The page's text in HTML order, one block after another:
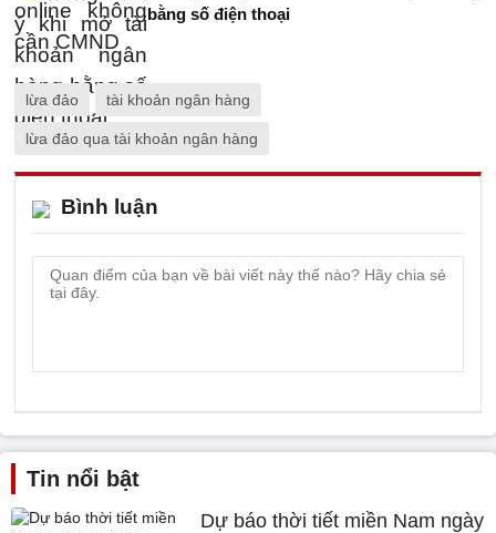
bằng số điện thoại
lừa đảo tài khoản ngân hàng
lừa đảo qua tài khoản ngân hàng
Bình luận
Tin nổi bật
Dự báo thời tiết miền Nam ngày